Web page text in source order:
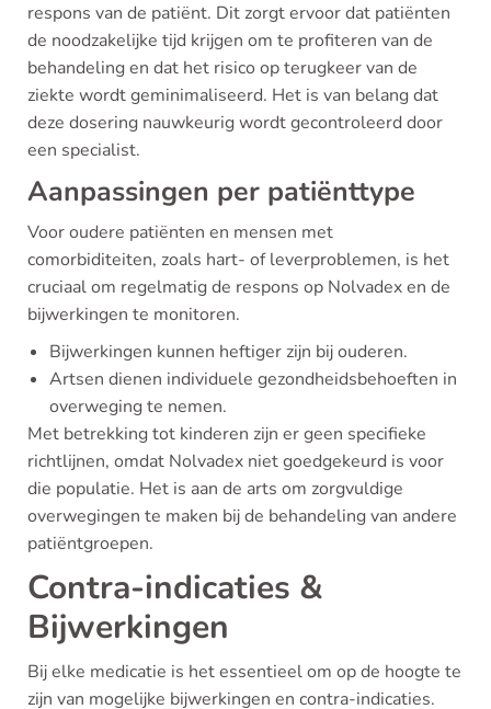
respons van de patiënt. Dit zorgt ervoor dat patiënten
de noodzakelijke tijd krijgen om te profiteren van de
behandeling en dat het risico op terugkeer van de
ziekte wordt geminimaliseerd. Het is van belang dat
deze dosering nauwkeurig wordt gecontroleerd door
een specialist.
Aanpassingen per patiënttype
Voor oudere patiënten en mensen met
comorbiditeiten, zoals hart- of leverproblemen, is het
cruciaal om regelmatig de respons op Nolvadex en de
bijwerkingen te monitoren.
Bijwerkingen kunnen heftiger zijn bij ouderen.
Artsen dienen individuele gezondheidsbehoeften in
overweging te nemen.
Met betrekking tot kinderen zijn er geen specifieke
richtlijnen, omdat Nolvadex niet goedgekeurd is voor
die populatie. Het is aan de arts om zorgvuldige
overwegingen te maken bij de behandeling van andere
patiëntgroepen.
Contra-indicaties &
Bijwerkingen
Bij elke medicatie is het essentieel om op de hoogte te
zijn van mogelijke bijwerkingen en contra-indicaties.